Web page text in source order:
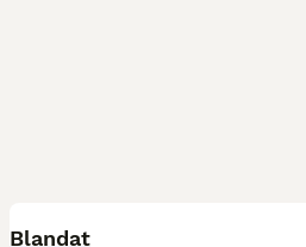
Blandat